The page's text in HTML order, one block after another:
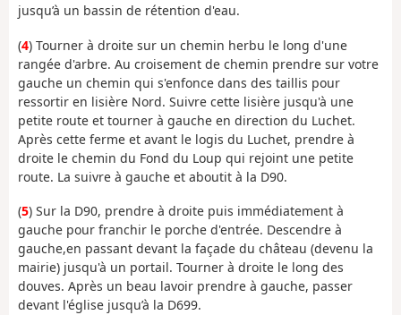
jusqu’à un bassin de rétention d'eau.
(4) Tourner à droite sur un chemin herbu le long d'une
rangée d'arbre. Au croisement de chemin prendre sur votre
gauche un chemin qui s'enfonce dans des taillis pour
ressortir en lisière Nord. Suivre cette lisière jusqu'à une
petite route et tourner à gauche en direction du Luchet.
Après cette ferme et avant le logis du Luchet, prendre à
droite le chemin du Fond du Loup qui rejoint une petite
route. La suivre à gauche et aboutit à la D90.
(5) Sur la D90, prendre à droite puis immédiatement à
gauche pour franchir le porche d'entrée. Descendre à
gauche,en passant devant la façade du château (devenu la
mairie) jusqu'à un portail. Tourner à droite le long des
douves. Après un beau lavoir prendre à gauche, passer
devant l'église jusqu’à la D699.